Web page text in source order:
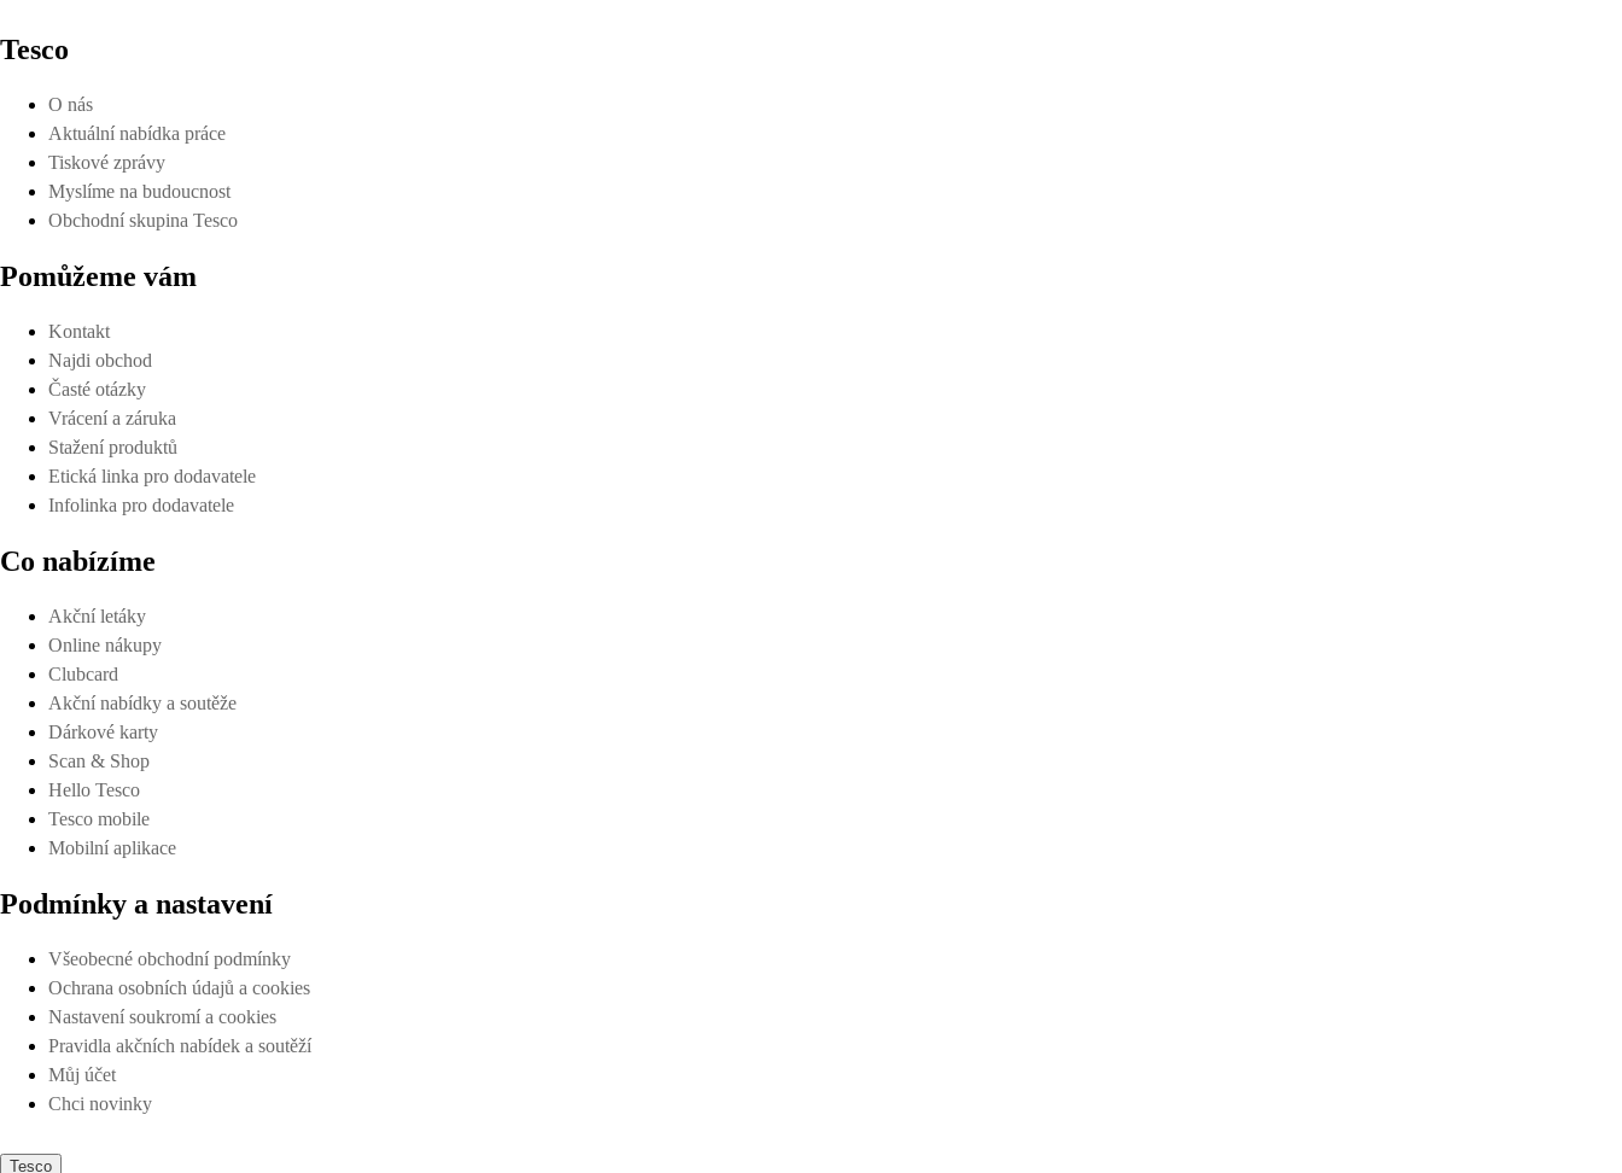
Tesco
O nás
Aktuální nabídka práce
Tiskové zprávy
Myslíme na budoucnost
Obchodní skupina Tesco
Pomůžeme vám
Kontakt
Najdi obchod
Časté otázky
Vrácení a záruka
Stažení produktů
Etická linka pro dodavatele
Infolinka pro dodavatele
Co nabízíme
Akční letáky
Online nákupy
Clubcard
Akční nabídky a soutěže
Dárkové karty
Scan & Shop
Hello Tesco
Tesco mobile
Mobilní aplikace
Podmínky a nastavení
Všeobecné obchodní podmínky
Ochrana osobních údajů a cookies
Nastavení soukromí a cookies
Pravidla akčních nabídek a soutěží
Můj účet
Chci novinky
Tesco